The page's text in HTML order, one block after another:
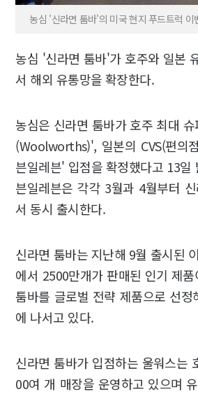
농심 '신라면 툼바'의 미국 현지 푸드트럭
농심 '신라면 툼바'가 호주와 일본
서 해외 유통망을 확장한다.
농심은 신라면 툼바가 호주 최대
(Woolworths)', 일본의 CVS(편의
븐일레븐' 입점을 확정했다고 13일
븐일레븐은 각각 3월과 4월부터
서 동시 출시한다.
신라면 툼바는 지난해 9월 출시된
에서 2500만개가 판매된 인기 제
툼바를 글로벌 전략 제품으로 선
에 나서고 있다.
신라면 툼바가 입점하는 울워스는
00여 개 매장을 운영하고 있으며